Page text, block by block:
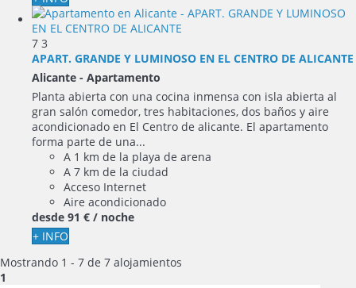
7 3
APART. GRANDE Y LUMINOSO EN EL CENTRO DE ALICANTE
Alicante - Apartamento
Planta abierta con una cocina inmensa con isla abierta al
gran salón comedor, tres habitaciones, dos baños y aire
acondicionado en El Centro de alicante. El apartamento
forma parte de una...
A 1 km de la playa de arena
A 7 km de la ciudad
Acceso Internet
Aire acondicionado
desde 91 € / noche
+ INFO
Mostrando 1 - 7 de 7 alojamientos
1